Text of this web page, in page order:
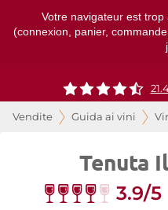
Votre navigateur est
(connexion, panier,
Vendite Guida ai vini
Tenuta
3.9/5